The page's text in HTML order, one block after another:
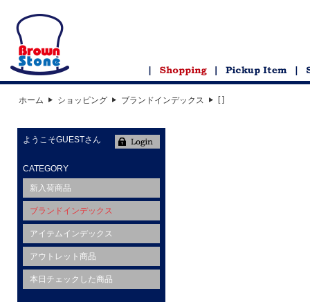
ホーム ショッピング ブランドインデックス [ ]
ようこそGUESTさん
CATEGORY
新入荷商品
ブランドインデックス
アイテムインデックス
アウトレット商品
本日チェックした商品